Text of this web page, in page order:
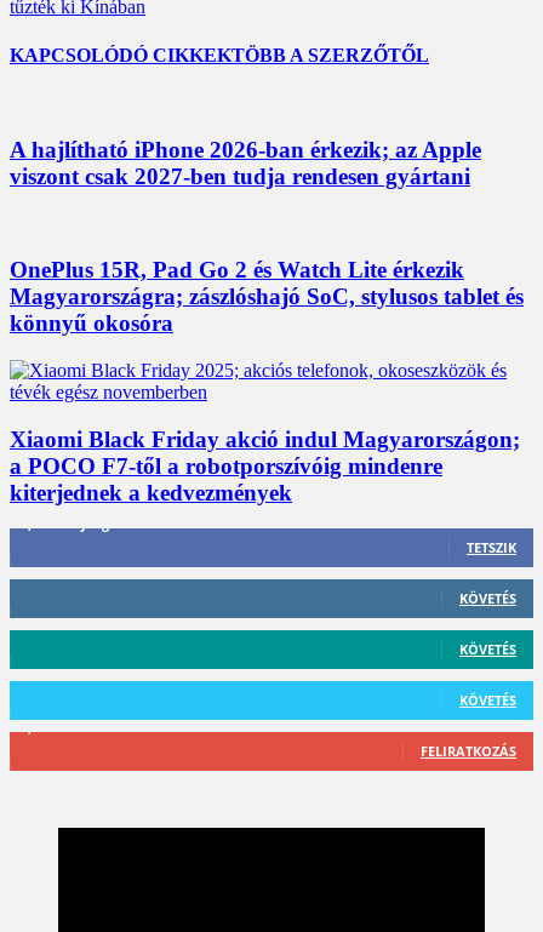
tűzték ki Kínában
KAPCSOLÓDÓ CIKKEKTÖBB A SZERZŐTŐL
A hajlítható iPhone 2026-ban érkezik; az Apple
viszont csak 2027-ben tudja rendesen gyártani
OnePlus 15R, Pad Go 2 és Watch Lite érkezik
Magyarországra; zászlóshajó SoC, stylusos tablet és
könnyű okosóra
Xiaomi Black Friday akció indul Magyarországon;
a POCO F7-től a robotporszívóig mindenre
kiterjednek a kedvezmények
TETSZIK
KÖVETÉS
KÖVETÉS
KÖVETÉS
FELIRATKOZÁS